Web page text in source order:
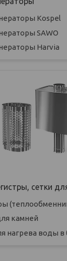
Kospel
SAWO
Harvia
сетки
камней
нагрева воды в